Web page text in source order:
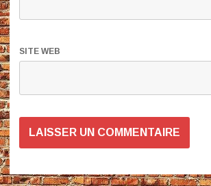
SITE WEB